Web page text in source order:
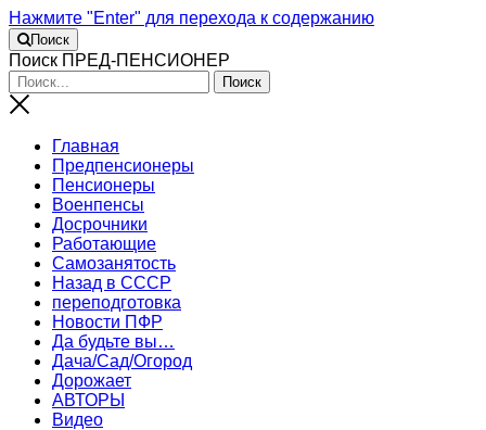
Нажмите "Enter" для перехода к содержанию
Поиск
Поиск ПРЕД-ПЕНСИОНЕР
Главная
Предпенсионеры
Пенсионеры
Военпенсы
Досрочники
Работающие
Самозанятость
Назад в СССР
переподготовка
Новости ПФР
Да будьте вы…
Дача/Сад/Огород
Дорожает
АВТОРЫ
Видео